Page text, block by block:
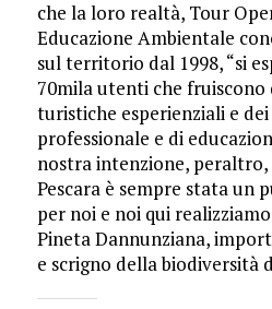
che la loro realtà, Tour
Educazione Ambientale
sul territorio dal 1998, “si
70mila utenti che
turistiche esperienziali e
professionale e di
nostra intenzione,
Pescara è sempre stata un
per noi e noi qui
Pineta Dannunziana,
e scrigno della biodiversità